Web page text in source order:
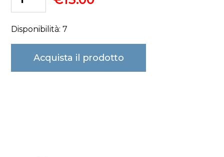
Disponibilità: 7
Acquista il prodotto